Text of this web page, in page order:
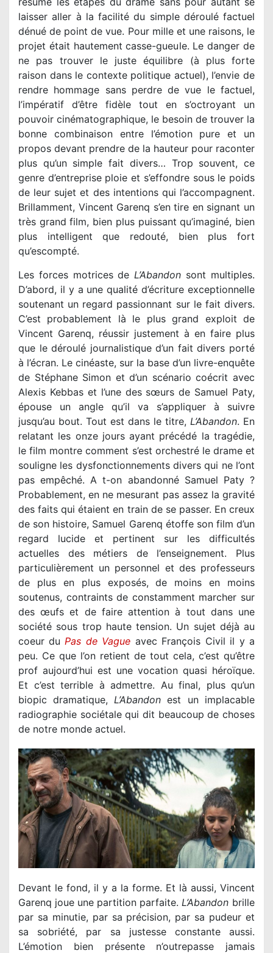
laisser aller à la facilité du simple déroulé factuel
dénué de point de vue. Pour mille et une raisons, le
projet était hautement casse-gueule. Le danger de
ne pas trouver le juste équilibre (à plus forte
raison dans le contexte politique actuel), l’envie de
rendre hommage sans perdre de vue le factuel,
l’impératif d’être fidèle tout en s’octroyant un
pouvoir cinématographique, le besoin de trouver la
bonne combinaison entre l’émotion pure et un
propos devant prendre de la hauteur pour raconter
plus qu’un simple fait divers… Trop souvent, ce
genre d’entreprise ploie et s’effondre sous le poids
de leur sujet et des intentions qui l’accompagnent.
Brillamment, Vincent Garenq s’en tire en signant un
très grand film, bien plus puissant qu’imaginé, bien
plus intelligent que redouté, bien plus fort
qu’escompté.
Les forces motrices de L’Abandon sont multiples.
D’abord, il y a une qualité d’écriture exceptionnelle
soutenant un regard passionnant sur le fait divers.
C’est probablement là le plus grand exploit de
Vincent Garenq, réussir justement à en faire plus
que le déroulé journalistique d’un fait divers porté
à l’écran. Le cinéaste, sur la base d’un livre-enquête
de Stéphane Simon et d’un scénario coécrit avec
Alexis Kebbas et l’une des sœurs de Samuel Paty,
épouse un angle qu’il va s’appliquer à suivre
jusqu’au bout. Tout est dans le titre, L’Abandon. En
relatant les onze jours ayant précédé la tragédie,
le film montre comment s’est orchestré le drame et
souligne les dysfonctionnements divers qui ne l’ont
pas empêché. A t-on abandonné Samuel Paty ?
Probablement, en ne mesurant pas assez la gravité
des faits qui étaient en train de se passer. En creux
de son histoire, Samuel Garenq étoffe son film d’un
regard lucide et pertinent sur les difficultés
actuelles des métiers de l’enseignement. Plus
particulièrement un personnel et des professeurs
de plus en plus exposés, de moins en moins
soutenus, contraints de constamment marcher sur
des œufs et de faire attention à tout dans une
société sous trop haute tension. Un sujet déjà au
coeur du Pas de Vague avec François Civil il y a
peu. Ce que l’on retient de tout cela, c’est qu’être
prof aujourd’hui est une vocation quasi héroïque.
Et c’est terrible à admettre. Au final, plus qu’un
biopic dramatique, L’Abandon est un implacable
radiographie sociétale qui dit beaucoup de choses
de notre monde actuel.
Devant le fond, il y a la forme. Et là aussi, Vincent
Garenq joue une partition parfaite. L’Abandon brille
par sa minutie, par sa précision, par sa pudeur et
sa sobriété, par sa justesse constante aussi.
L’émotion bien présente n’outrepasse jamais